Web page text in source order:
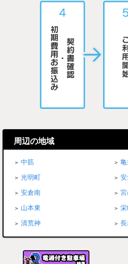
周辺の地域
中筋
光明町
安倉南
山本東
清荒神